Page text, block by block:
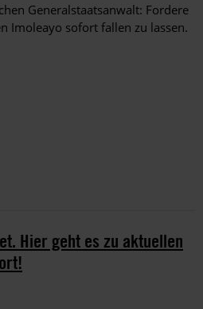
Generalstaatsanwalt: Fordere
Imoleayo sofort fallen zu lassen.
Hier geht es zu aktuellen